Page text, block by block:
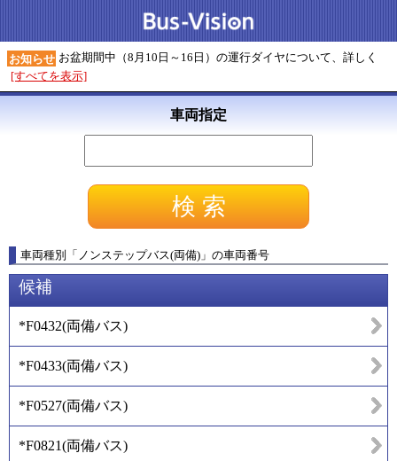
お知らせ お盆期間中（8月10日～16日）の運行ダイヤについて、詳しく
[すべてを表示]
車両指定
車両種別 「 ノンステップバス(両備) 」 の車両番号
候補
*F0432(両備バス)
*F0433(両備バス)
*F0527(両備バス)
*F0821(両備バス)